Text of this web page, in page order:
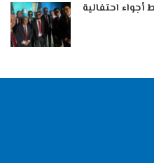
احتفالية